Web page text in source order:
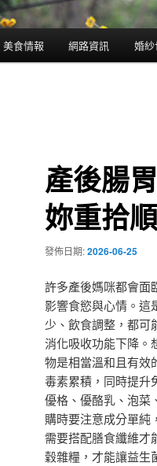
美食情報 網路資訊 婚
產後腸
妳重拾
發佈日期:2026-06-25
許多產後媽咪都會面
影響食慾與心情。這
少、飲食調整，都可
消化吸收功能下降。
物是相當溫和且有效
毒素累積，同時提升
優格、優酪乳、泡菜
購時要注意成分單純
需要搭配膳食纖維才
穀雜糧，才能讓益生